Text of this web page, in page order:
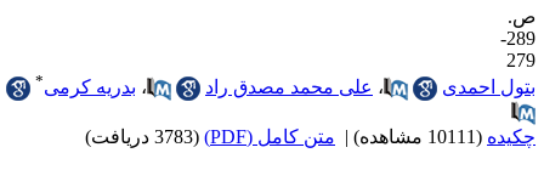
289-
احمدی
،علی محمد مصدق راد ،بدریه کرمی
(10111 مشاهده) | متن کامل (PDF) (3783 دریافت)